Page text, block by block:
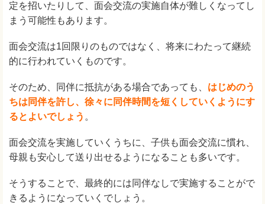
定を招いたりして、面会交流の実施自体が難しくなってし
まう可能性もあります。
面会交流は1回限りのものではなく、将来にわたって継続
的に行われていくものです。
そのため、同伴に抵抗がある場合であっても、 はじめのう
ちは同伴を許し、徐々に同伴時間を短くしていくようにす
るとよいでしょう 。
面会交流を実施していくうちに、子供も面会交流に慣れ、
母親も安心して送り出せるようになることも多いです。
そうすることで、最終的には同伴なしで実施することがで
きるようになっていくでしょう。